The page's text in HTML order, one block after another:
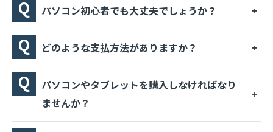
パソコン初心者でも大丈夫でしょうか？
どのような支払方法がありますか？
パソコンやタブレットを購入しなければなり
ませんか？